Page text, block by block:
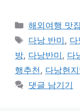
카
테
리
해외여행 맛
태
그
다낭 반미 , 다
방, 다낭반미 , 다
행추천, 다낭현
댓글 남기기